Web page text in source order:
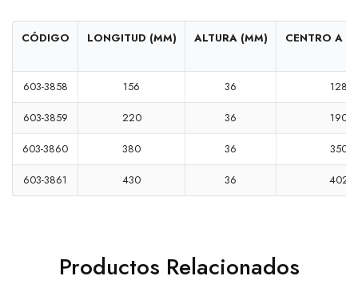
CÓDIGO LONGITUD (MM) ALTURA (MM) CENTRO A
603-3858 156 36 128
603-3859 220 36 190
603-3860 380 36 350
603-3861 430 36 402
Productos Relacionados